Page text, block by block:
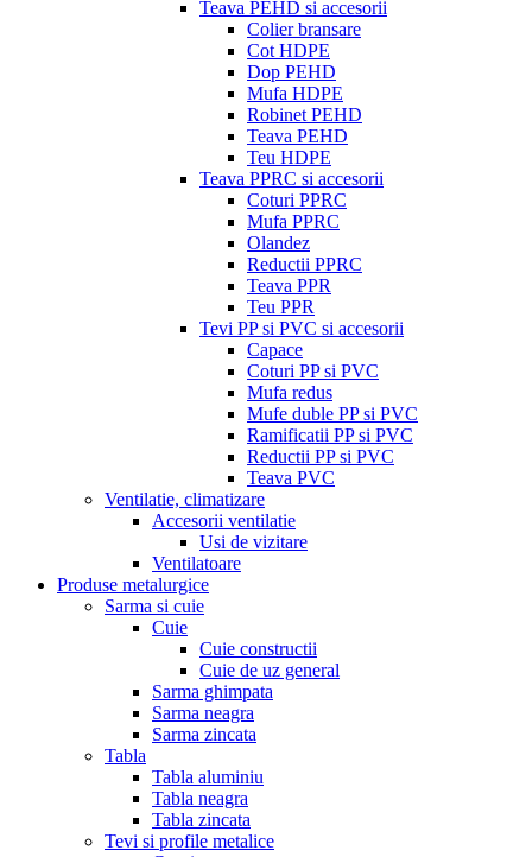
Teava PEHD si accesorii
Colier bransare
Cot HDPE
Dop PEHD
Mufa HDPE
Robinet PEHD
Teava PEHD
Teu HDPE
Teava PPRC si accesorii
Coturi PPRC
Mufa PPRC
Olandez
Reductii PPRC
Teava PPR
Teu PPR
Tevi PP si PVC si accesorii
Capace
Coturi PP si PVC
Mufa redus
Mufe duble PP si PVC
Ramificatii PP si PVC
Reductii PP si PVC
Teava PVC
Ventilatie, climatizare
Accesorii ventilatie
Usi de vizitare
Ventilatoare
Produse metalurgice
Sarma si cuie
Cuie
Cuie constructii
Cuie de uz general
Sarma ghimpata
Sarma neagra
Sarma zincata
Tabla
Tabla aluminiu
Tabla neagra
Tabla zincata
Tevi si profile metalice